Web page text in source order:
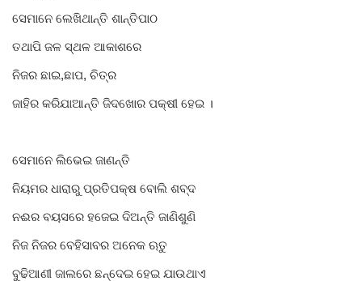
ସେମାନେ ଲେଖିଥାନ୍ତି ଶାନ୍ତିପାଠ
ତଥାପି ଜଳ ସ୍ଥଳ ଆକାଶରେ
ନିଜର ଛାଇ,ଛାପ, ଚିତ୍ର
ଜାହିର କରିଯାଆନ୍ତି ଜିଦଖୋର ପକ୍ଷୀ ହେଇ ।
ସେମାନେ ଲିଭେଇ ଜାଣନ୍ତି
ନିୟମର ଧାରାରୁ ପ୍ରତିପକ୍ଷ ବୋଲି ଶବ୍ଦ
ନଈର ବୟସରେ ହଜେଇ ଦିଅନ୍ତି ଜାଣିଶୁଣି
ନିଜ ନିଜର ବେହିସାବର ଅନେକ ଋତୁ
ବୁଢିଆଣୀ ଜାଲରେ ଛନ୍ଦେଇ ହେଇ ଯାଉଥାଏ